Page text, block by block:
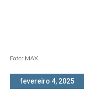
Foto: MAX
fevereiro 4, 2025